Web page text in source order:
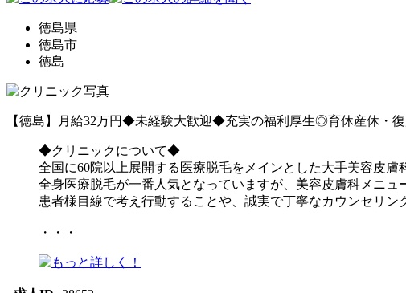
徳島県
徳島市
徳島
【徳島】月給32万円◆未経験大歓迎◆充実の福利厚生◎育休産休・
◆クリニックについて◆
全国に60院以上展開する医療脱毛をメインとした大手美容皮膚
全身医療脱毛が一番人気となっていますが、美容皮膚科メニ
患者様目線で考え行動することや、誠実で丁寧なカウンセリ
・・・